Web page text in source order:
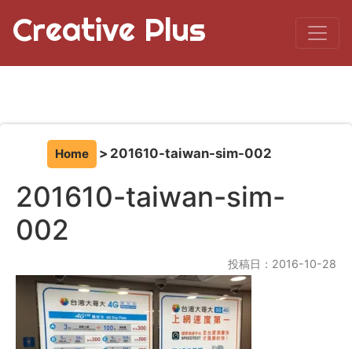
Creative Plus
Home 201610-taiwan-sim-002
201610-taiwan-sim-
002
投稿日：2016-10-28